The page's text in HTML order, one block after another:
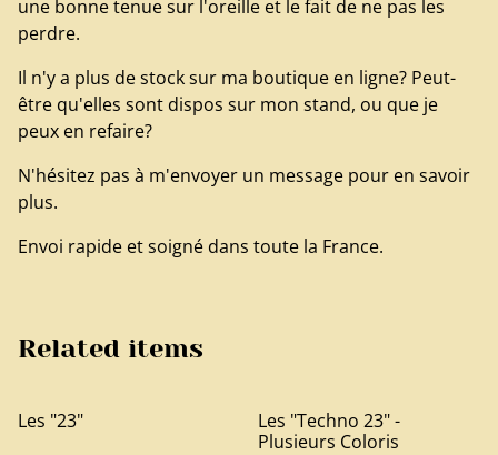
une bonne tenue sur l'oreille et le fait de ne pas les
perdre.
Il n'y a plus de stock sur ma boutique en ligne? Peut-
être qu'elles sont dispos sur mon stand, ou que je
peux en refaire?
N'hésitez pas à m'envoyer un message pour en savoir
plus.
Envoi rapide et soigné dans toute la France.
Related items
%
Les "23"
Les "Techno 23" -
Plusieurs Coloris